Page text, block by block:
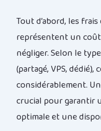
Tout d’abord, les
représentent un
négliger. Selon le
(partagé, VPS, dédié),
considérablement.
crucial pour garantir
optimale et une